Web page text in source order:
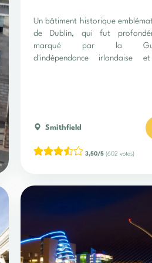
Un bâtiment historique
de Dublin, qui fut
marqué par la
d'indépendance irlandaise
Smithfield
3,50/5 (602 votes)